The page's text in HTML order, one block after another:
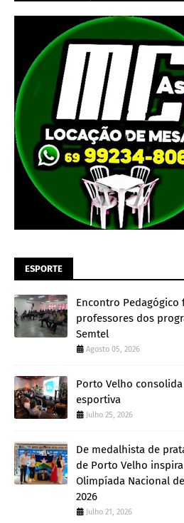
ESPORTE
Encontro
professores dos
Semtel
Agosto 05, 2026
Porto Velho
esportiva
Julho 25, 2026
De medalhista de
de Porto Velho
Olimpíada Nacional
2026
Julho 21, 2026